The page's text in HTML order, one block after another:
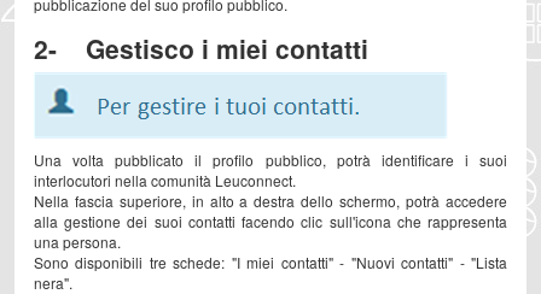
2- Gestisco i miei contatti
Una volta pubblicato il profilo pubblico, potrà identificare i suoi
interlocutori nella comunità Leuconnect.
Nella fascia superiore, in alto a destra dello schermo, potrà accedere
alla gestione dei suoi contatti facendo clic sull'icona che rappresenta
una persona.
Sono disponibili tre schede: "I miei contatti" - "Nuovi contatti" - "Lista
nera".